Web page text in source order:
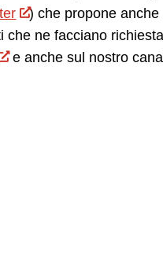
) che propone
che ne facciano
e anche sul nostro